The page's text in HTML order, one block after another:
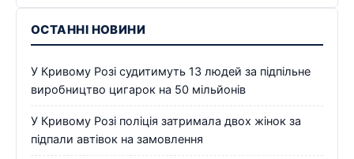
ОСТАННІ НОВИНИ
У Кривому Розі судитимуть 13 людей за підпільне
виробництво цигарок на 50 мільйонів
У Кривому Розі поліція затримала двох жінок за
підпали автівок на замовлення